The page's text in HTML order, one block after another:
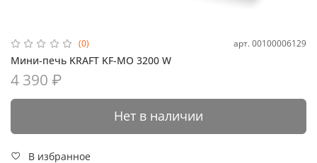
(0) арт. 00100006129
Мини-печь KRAFT KF-MO 3200 W
4 390 ₽
Нет в наличии
В избранное